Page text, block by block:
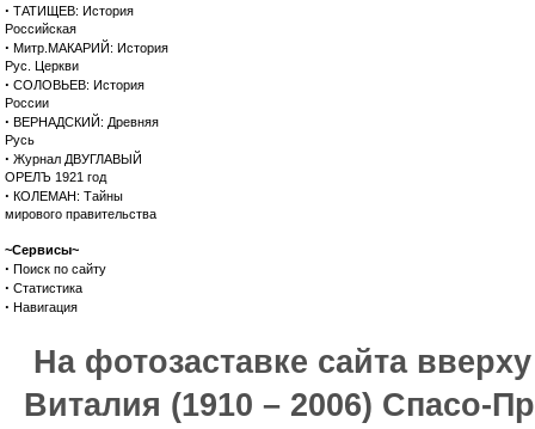
· ТАТИЩЕВ: История
Российская
· Митр.МАКАРИЙ: История
Рус. Церкви
· СОЛОВЬЕВ: История
России
· ВЕРНАДСКИЙ: Древняя
Русь
· Журнал ДВУГЛАВЫЙ
ОРЕЛЪ 1921 год
· КОЛЕМАН: Тайны
мирового правительства
~Сервисы~
· Поиск по сайту
· Статистика
· Навигация
На фотозаставке сайта
Виталия (1910 – 2006) Спасо-